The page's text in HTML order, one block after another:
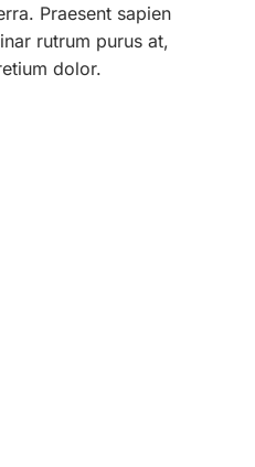
Praesent sapien
rutrum purus at,
dolor.